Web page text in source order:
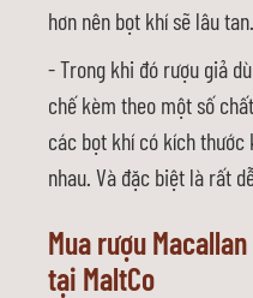
hơn nên bọt khí sẽ lâu tan.
- Trong khi đó rượu giả
chế kèm theo một số
các bọt khí có kích thước
nhau. Và đặc biệt là rất
Mua rượu
tại MaltCo